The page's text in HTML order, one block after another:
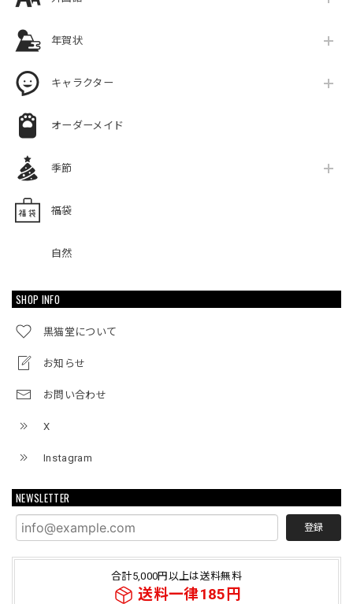
年賀状
キャラクター
オーダーメイド
季節
福袋
自然
SHOP INFO
黒猫堂について
お知らせ
お問い合わせ
X
Instagram
NEWSLETTER
登録
合計5,000円以上は送料無料
送料一律185円